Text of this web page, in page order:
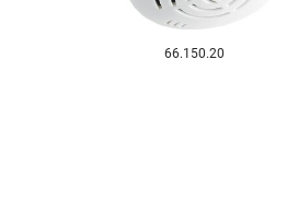
66.150.20